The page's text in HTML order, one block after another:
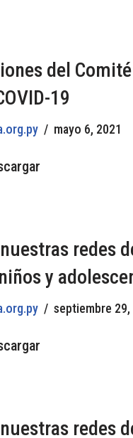
del
19
mayo 6, 2021
redes
y
septiembre 29,
redes